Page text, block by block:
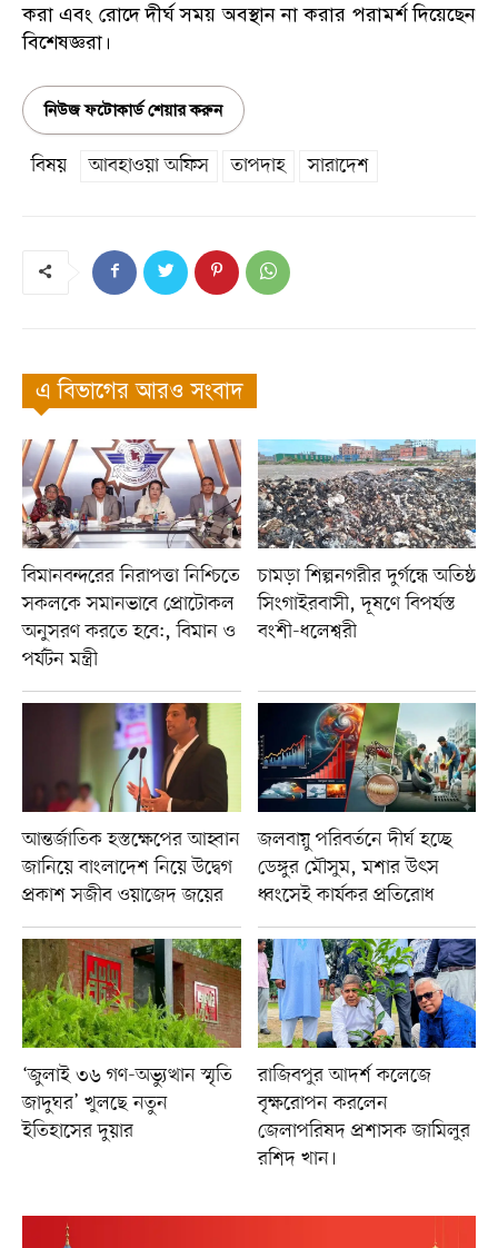
করা এবং রোদে দীর্ঘ সময় অবস্থান না করার পরামর্শ দিয়েছেন
বিশেষজ্ঞরা।
নিউজ ফটোকার্ড শেয়ার করুন
বিষয় আবহাওয়া অফিস তাপদাহ সারাদেশ
এ বিভাগের আরও সংবাদ
বিমানবন্দরের নিরাপত্তা নিশ্চিতে
সকলকে সমানভাবে প্রোটোকল
অনুসরণ করতে হবে:, বিমান ও
পর্যটন মন্ত্রী
চামড়া শিল্পনগরীর দুর্গন্ধে অতিষ্ঠ
সিংগাইরবাসী, দূষণে বিপর্যস্ত
বংশী-ধলেশ্বরী
আন্তর্জাতিক হস্তক্ষেপের আহ্বান
জানিয়ে বাংলাদেশ নিয়ে উদ্বেগ
প্রকাশ সজীব ওয়াজেদ জয়ের
জলবায়ু পরিবর্তনে দীর্ঘ হচ্ছে
ডেঙ্গুর মৌসুম, মশার উৎস
ধ্বংসেই কার্যকর প্রতিরোধ
‘জুলাই ৩৬ গণ-অভ্যুত্থান স্মৃতি
জাদুঘর’ খুলছে নতুন
ইতিহাসের দুয়ার
রাজিবপুর আদর্শ কলেজে
বৃক্ষরোপন করলেন
জেলাপরিষদ প্রশাসক জামিলুর
রশিদ খান।